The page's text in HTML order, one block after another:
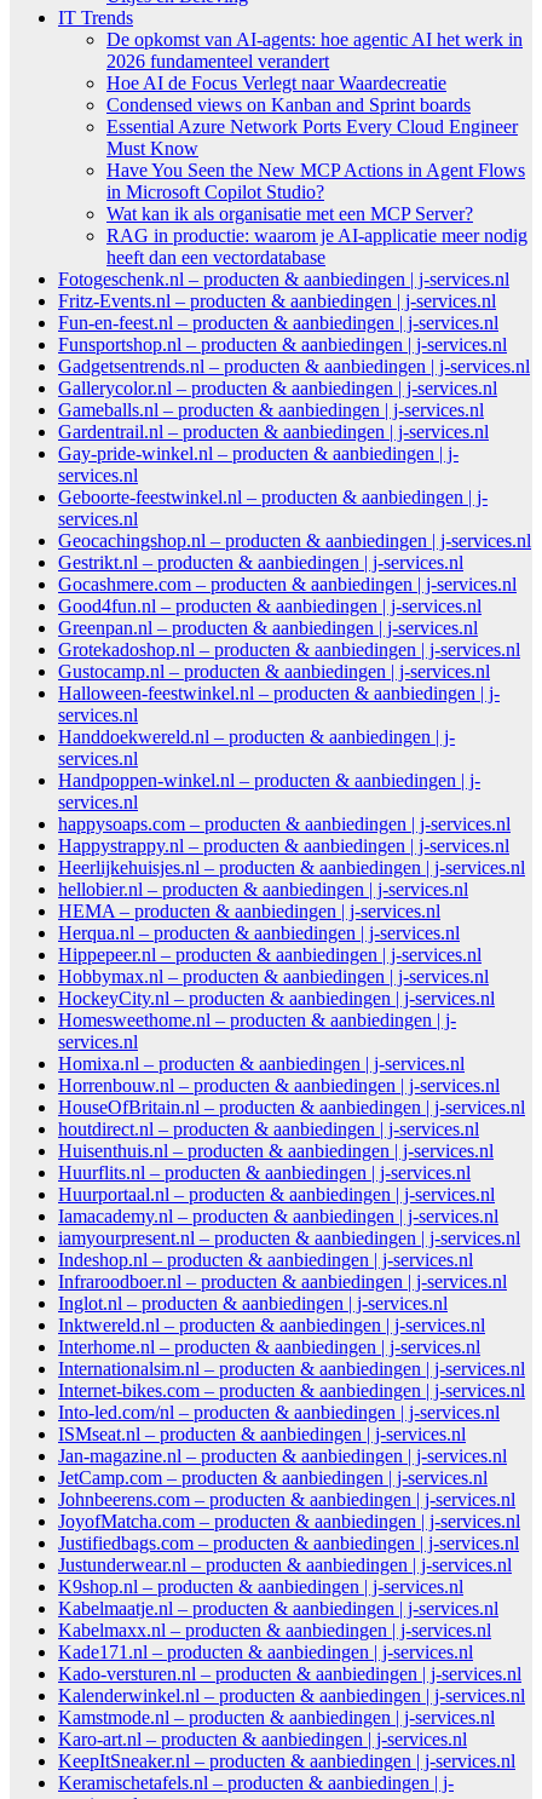
IT Trends
De opkomst van AI-agents: hoe agentic AI het werk in
2026 fundamenteel verandert
Hoe AI de Focus Verlegt naar Waardecreatie
Condensed views on Kanban and Sprint boards
Essential Azure Network Ports Every Cloud Engineer
Must Know
Have You Seen the New MCP Actions in Agent Flows
in Microsoft Copilot Studio?
Wat kan ik als organisatie met een MCP Server?
RAG in productie: waarom je AI-applicatie meer nodig
heeft dan een vectordatabase
Fotogeschenk.nl – producten & aanbiedingen | j-services.nl
Fritz-Events.nl – producten & aanbiedingen | j-services.nl
Fun-en-feest.nl – producten & aanbiedingen | j-services.nl
Funsportshop.nl – producten & aanbiedingen | j-services.nl
Gadgetsentrends.nl – producten & aanbiedingen | j-services.nl
Gallerycolor.nl – producten & aanbiedingen | j-services.nl
Gameballs.nl – producten & aanbiedingen | j-services.nl
Gardentrail.nl – producten & aanbiedingen | j-services.nl
Gay-pride-winkel.nl – producten & aanbiedingen | j-
services.nl
Geboorte-feestwinkel.nl – producten & aanbiedingen | j-
services.nl
Geocachingshop.nl – producten & aanbiedingen | j-services.nl
Gestrikt.nl – producten & aanbiedingen | j-services.nl
Gocashmere.com – producten & aanbiedingen | j-services.nl
Good4fun.nl – producten & aanbiedingen | j-services.nl
Greenpan.nl – producten & aanbiedingen | j-services.nl
Grotekadoshop.nl – producten & aanbiedingen | j-services.nl
Gustocamp.nl – producten & aanbiedingen | j-services.nl
Halloween-feestwinkel.nl – producten & aanbiedingen | j-
services.nl
Handdoekwereld.nl – producten & aanbiedingen | j-
services.nl
Handpoppen-winkel.nl – producten & aanbiedingen | j-
services.nl
happysoaps.com – producten & aanbiedingen | j-services.nl
Happystrappy.nl – producten & aanbiedingen | j-services.nl
Heerlijkehuisjes.nl – producten & aanbiedingen | j-services.nl
hellobier.nl – producten & aanbiedingen | j-services.nl
HEMA – producten & aanbiedingen | j-services.nl
Herqua.nl – producten & aanbiedingen | j-services.nl
Hippepeer.nl – producten & aanbiedingen | j-services.nl
Hobbymax.nl – producten & aanbiedingen | j-services.nl
HockeyCity.nl – producten & aanbiedingen | j-services.nl
Homesweethome.nl – producten & aanbiedingen | j-
services.nl
Homixa.nl – producten & aanbiedingen | j-services.nl
Horrenbouw.nl – producten & aanbiedingen | j-services.nl
HouseOfBritain.nl – producten & aanbiedingen | j-services.nl
houtdirect.nl – producten & aanbiedingen | j-services.nl
Huisenthuis.nl – producten & aanbiedingen | j-services.nl
Huurflits.nl – producten & aanbiedingen | j-services.nl
Huurportaal.nl – producten & aanbiedingen | j-services.nl
Iamacademy.nl – producten & aanbiedingen | j-services.nl
iamyourpresent.nl – producten & aanbiedingen | j-services.nl
Indeshop.nl – producten & aanbiedingen | j-services.nl
Infraroodboer.nl – producten & aanbiedingen | j-services.nl
Inglot.nl – producten & aanbiedingen | j-services.nl
Inktwereld.nl – producten & aanbiedingen | j-services.nl
Interhome.nl – producten & aanbiedingen | j-services.nl
Internationalsim.nl – producten & aanbiedingen | j-services.nl
Internet-bikes.com – producten & aanbiedingen | j-services.nl
Into-led.com/nl – producten & aanbiedingen | j-services.nl
ISMseat.nl – producten & aanbiedingen | j-services.nl
Jan-magazine.nl – producten & aanbiedingen | j-services.nl
JetCamp.com – producten & aanbiedingen | j-services.nl
Johnbeerens.com – producten & aanbiedingen | j-services.nl
JoyofMatcha.com – producten & aanbiedingen | j-services.nl
Justifiedbags.com – producten & aanbiedingen | j-services.nl
Justunderwear.nl – producten & aanbiedingen | j-services.nl
K9shop.nl – producten & aanbiedingen | j-services.nl
Kabelmaatje.nl – producten & aanbiedingen | j-services.nl
Kabelmaxx.nl – producten & aanbiedingen | j-services.nl
Kade171.nl – producten & aanbiedingen | j-services.nl
Kado-versturen.nl – producten & aanbiedingen | j-services.nl
Kalenderwinkel.nl – producten & aanbiedingen | j-services.nl
Kamstmode.nl – producten & aanbiedingen | j-services.nl
Karo-art.nl – producten & aanbiedingen | j-services.nl
KeepItSneaker.nl – producten & aanbiedingen | j-services.nl
Keramischetafels.nl – producten & aanbiedingen | j-